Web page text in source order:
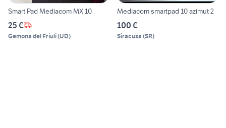
Smart Pad Mediacom MX 10
25 €
Gemona del Friuli(UD)
Mediacom smartpad 10 azimut 2
100 €
Siracusa (SR)